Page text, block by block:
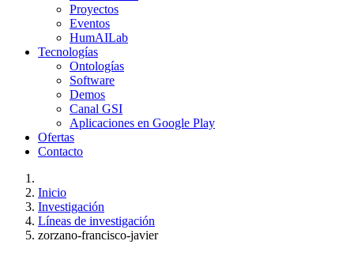
Proyectos
Eventos
HumAILab
Tecnologías
Ontologías
Software
Demos
Canal GSI
Aplicaciones en Google Play
Ofertas
Contacto
Inicio
Investigación
Líneas de investigación
zorzano-francisco-javier